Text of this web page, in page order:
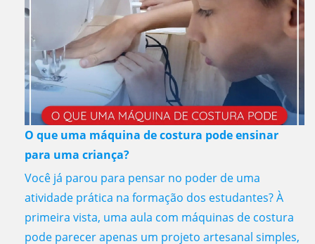
O que uma máquina de costura pode ensinar
para uma criança?
Você já parou para pensar no poder de uma
atividade prática na formação dos estudantes? À
primeira vista, uma aula com máquinas de costura
pode parecer apenas um projeto artesanal simples,